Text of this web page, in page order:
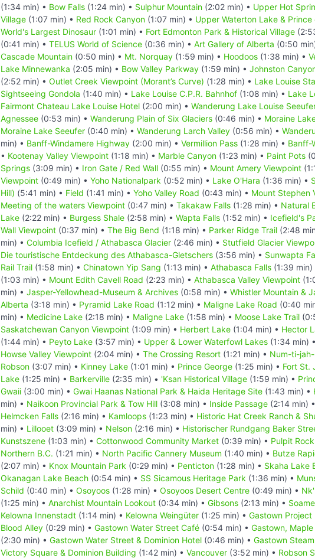
(1:34 min) • Bow Falls (1:24 min) • Sulphur Mountain (2:02 min) • Upper Hot
Village (1:07 min) • Red Rock Canyon (1:07 min) • Upper Waterton Lake & Prince
World's Largest Dinosaur (1:01 min) • Fort Edmonton Park & Historical Village
(0:41 min) • TELUS World of Science (0:36 min) • Art Gallery of Alberta (0:50
Cascade Mountain (0:50 min) • Mt. Norquay (1:59 min) • Hoodoos (1:38 min) •
Lake Minnewanka (2:05 min) • Bow Valley Parkway (1:59 min) • Johnston
(2:52 min) • Outlet Creek Viewpoint (Morant’s Curve) (1:28 min) • Lake Louise
Sightseeing Gondola (1:40 min) • Lake Louise C.P.R. Bahnhof (1:08 min) • Lake
Fairmont Chateau Lake Louise Hotel (2:00 min) • Wanderung Lake Louise
Agnessee (0:53 min) • Wanderung Plain of Six Glaciers (0:46 min) • Moraine
Moraine Lake Seeufer (0:40 min) • Wanderung Larch Valley (0:56 min) •
min) • Banff-Windamere Highway (2:00 min) • Vermillion Pass (1:28 min) • Banff-
• Kootenay Valley Viewpoint (1:18 min) • Marble Canyon (1:23 min) • Paint Pots
Springs (3:09 min) • Iron Gate / Red Wall (0:55 min) • Mount Amery Viewpoint
Viewpoint (0:49 min) • Yoho Nationalpark (0:52 min) • Lake O'Hara (1:36 min) •
Hill) (5:41 min) • Field (1:41 min) • Yoho Valley Road (0:43 min) • Mount Stephen
Meeting of the waters Viewpoint (0:47 min) • Takakaw Falls (1:28 min) • Natural
Lake (2:22 min) • Burgess Shale (2:58 min) • Wapta Falls (1:52 min) • Icefield's
Wall Viewpoint (0:37 min) • The Big Bend (1:18 min) • Parker Ridge Trail (2:48
min) • Columbia Icefield / Athabasca Glacier (2:46 min) • Stutfield Glacier
Die touristische Entdeckung des Athabasca-Gletschers (3:56 min) • Sunwapta
Rail Trail (1:58 min) • Chinatown Yip Sang (1:13 min) • Athabasca Falls (1:39 min)
(1:03 min) • Mount Edith Cavell Road (2:23 min) • Athabasca Valley Viewpoint
min) • Jasper-Yellowhead-Museum & Archives (0:58 min) • Whistler Mountain &
Alberta (3:18 min) • Pyramid Lake Road (1:12 min) • Maligne Lake Road (0:40
min) • Medicine Lake (2:18 min) • Maligne Lake (1:58 min) • Moose Lake Trail
Saskatchewan Canyon Viewpoint (1:09 min) • Herbert Lake (1:04 min) • Hector
(1:44 min) • Peyto Lake (3:57 min) • Upper & Lower Waterfowl Lakes (1:34 min) •
Howse Valley Viewpoint (2:04 min) • The Crossing Resort (1:21 min) • Num-ti-
Robson (3:07 min) • Kinney Lake (1:01 min) • Prince George (1:25 min) • Fort St.
Lake (1:25 min) • Barkerville (2:35 min) • 'Ksan Historical Village (1:59 min) •
Gwaii (3:00 min) • Gwai Haanas National Park & Haida Heritage Site (1:43 min) •
min) • Naikoon Provincial Park & Tow Hill (3:08 min) • Inside Passage (2:14 min) •
Helmcken Falls (2:16 min) • Kamloops (1:23 min) • Historic Hat Creek Ranch &
min) • Lillooet (3:09 min) • Nelson (2:16 min) • Historischer Rundgang Baker
Kunstszene (1:03 min) • Cottonwood Community Market (0:39 min) • Pulpit
Northern B.C. (1:21 min) • North Pacific Cannery Museum (1:40 min) • Butze
(2:07 min) • Knox Mountain Park (0:29 min) • Penticton (1:28 min) • Skaha Lake
Okanagan Lake Beach (0:54 min) • SS Sicamous Heritage Park (1:36 min) •
Schild (0:40 min) • Osoyoos (1:28 min) • Osoyoos Desert Centre (0:49 min) •
(1:25 min) • Anarchist Mountain Lookout (0:34 min) • Gibsons (2:13 min) •
Kelowna Innenstadt (1:14 min) • Kelowna Weingüter (1:25 min) • Gastown Project
Blood Alley (0:29 min) • Gastown Water Street Café (0:54 min) • Gastown,
(2:30 min) • Gastown Water Street & Dominion Hotel (0:46 min) • Gastown
Victory Square & Dominion Building (1:42 min) • Vancouver (3:52 min) • Robson